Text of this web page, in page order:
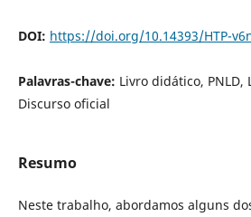
DOI: https://doi.org/10.14393/HTP-
Palavras-chave: Livro didático,
Discurso oficial
Resumo
Neste trabalho, abordamos alguns